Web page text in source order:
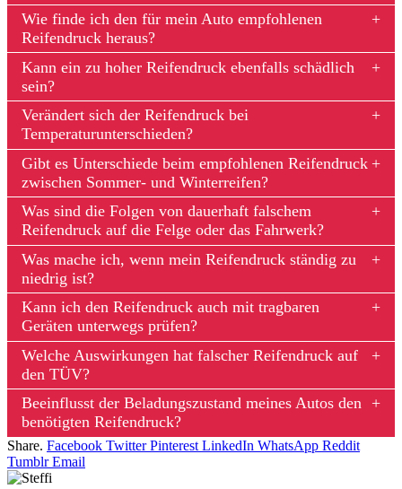
Wie finde ich den für mein Auto empfohlenen
Reifendruck heraus?
Kann ein zu hoher Reifendruck ebenfalls schädlich
sein?
Verändert sich der Reifendruck bei
Temperaturunterschieden?
Gibt es Unterschiede beim empfohlenen Reifendruck
zwischen Sommer- und Winterreifen?
Was sind die Folgen von dauerhaft falschem
Reifendruck auf die Felge oder das Fahrwerk?
Was mache ich, wenn mein Reifendruck ständig zu
niedrig ist?
Kann ich den Reifendruck auch mit tragbaren
Geräten unterwegs prüfen?
Welche Auswirkungen hat falscher Reifendruck auf
den TÜV?
Beeinflusst der Beladungszustand meines Autos den
benötigten Reifendruck?
Share. Facebook Twitter Pinterest LinkedIn WhatsApp Reddit
Tumblr Email